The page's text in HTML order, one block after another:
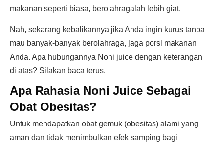
makanan seperti biasa, berolahragalah lebih giat.
Nah, sekarang kebalikannya jika Anda ingin kurus tanpa
mau banyak-banyak berolahraga, jaga porsi makanan
Anda. Apa hubungannya Noni juice dengan keterangan
di atas? Silakan baca terus.
Apa Rahasia Noni Juice Sebagai
Obat Obesitas?
Untuk mendapatkan obat gemuk (obesitas) alami yang
aman dan tidak menimbulkan efek samping bagi